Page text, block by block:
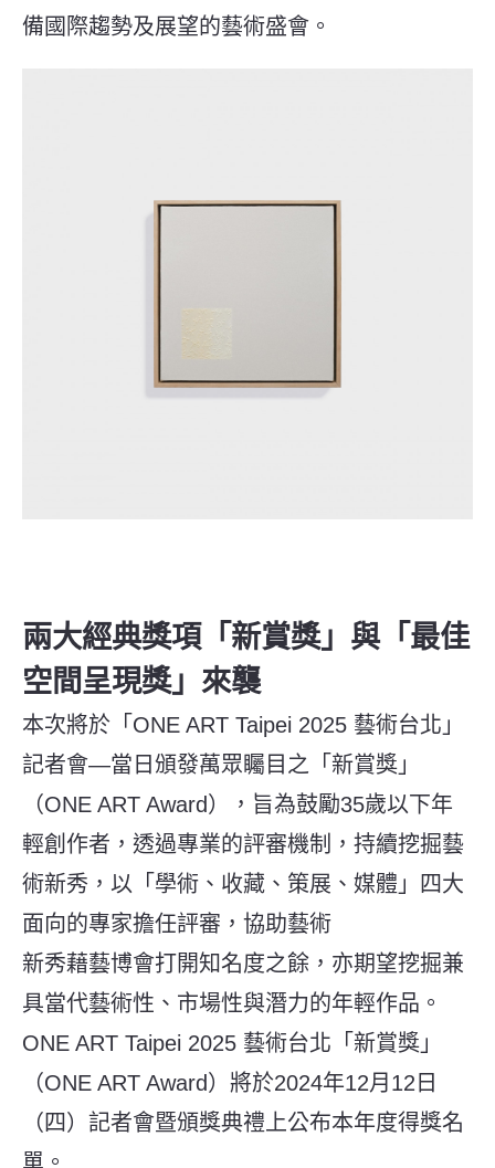
備國際趨勢及展望的藝術盛會。
兩大經典獎項「新賞獎」與「最佳
空間呈現獎」來襲
本次將於「ONE ART Taipei 2025 藝術台北」
記者會—當日頒發萬眾矚目之「新賞獎」
（ONE ART Award），旨為鼓勵35歲以下年
輕創作者，透過專業的評審機制，持續挖掘藝
術新秀，以「學術、收藏、策展、媒體」四大
面向的專家擔任評審，協助藝術
新秀藉藝博會打開知名度之餘，亦期望挖掘兼
具當代藝術性、市場性與潛力的年輕作品。
ONE ART Taipei 2025 藝術台北「新賞獎」
（ONE ART Award）將於2024年12月12日
（四）記者會暨頒獎典禮上公布本年度得獎名
單。